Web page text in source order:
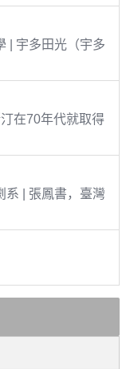
| 宇多田光（宇多
在70年代就取得
| 張鳳書，臺灣